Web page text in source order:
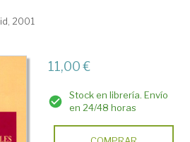
2001
11,00 €
Stock en librería. Envío
en 24/48 horas